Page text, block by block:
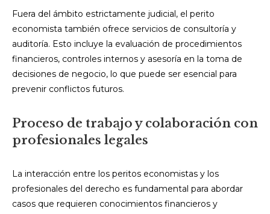
Fuera del ámbito estrictamente judicial, el perito
economista también ofrece servicios de consultoría y
auditoría. Esto incluye la evaluación de procedimientos
financieros, controles internos y asesoría en la toma de
decisiones de negocio, lo que puede ser esencial para
prevenir conflictos futuros.
Proceso de trabajo y colaboración con
profesionales legales
La interacción entre los peritos economistas y los
profesionales del derecho es fundamental para abordar
casos que requieren conocimientos financieros y